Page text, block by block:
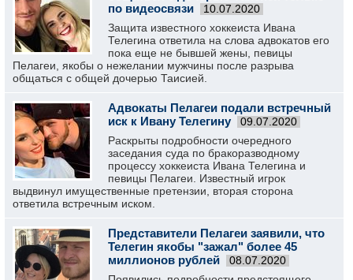
по видеосвязи
10.07.2020
Защита известного хоккеиста Ивана
Телегина ответила на слова адвокатов его
пока еще не бывшей жены, певицы
Пелагеи, якобы о нежелании мужчины после разрыва
общаться с общей дочерью Таисией.
Адвокаты Пелагеи подали встречный
иск к Ивану Телегину
09.07.2020
Раскрыты подробности очередного
заседания суда по бракоразводному
процессу хоккеиста Ивана Телегина и
певицы Пелагеи. Известный игрок
выдвинул имущественные претензии, вторая сторона
ответила встречным иском.
Представители Пелагеи заявили, что
Телегин якобы "зажал" более 45
миллионов рублей
08.07.2020